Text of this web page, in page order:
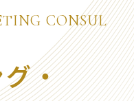
TING CONSUL
グ・